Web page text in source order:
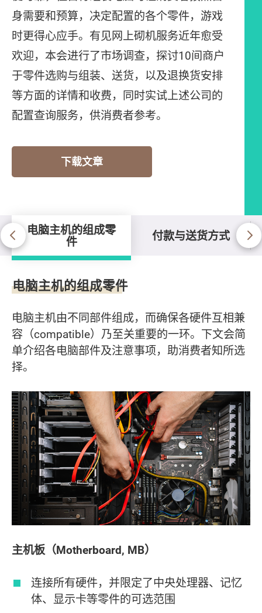
身需要和预算，决定配置的各个零件，游戏
时更得心应手。有见网上砌机服务近年愈受
欢迎，本会进行了市场调查，探讨10间商户
于零件选购与组装、送货，以及退换货安排
等方面的详情和收费，同时实试上述公司的
配置查询服务，供消费者参考。
下载文章
电脑主机的组成零
件 付款与送货方式
电脑主机的组成零件
电脑主机的组成零件
电脑主机由不同部件组成，而确保各硬件互相兼
容（compatible）乃至关重要的一环。下文会简
单介绍各电脑部件及注意事项，助消费者知所选
择。
主机板（Motherboard, MB）
连接所有硬件，并限定了中央处理器、记忆
体、显示卡等零件的可选范围